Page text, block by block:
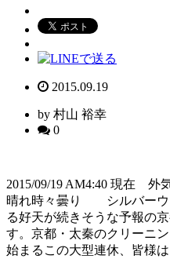
2015.09.19
by 村山 裕幸
0
2015/09/19 AM4:40 現在
晴れ時々曇り シルバーウ
る好天が続きそうな予報の
す。京都・太秦のクリーニ
始まるこの大型連休、皆様